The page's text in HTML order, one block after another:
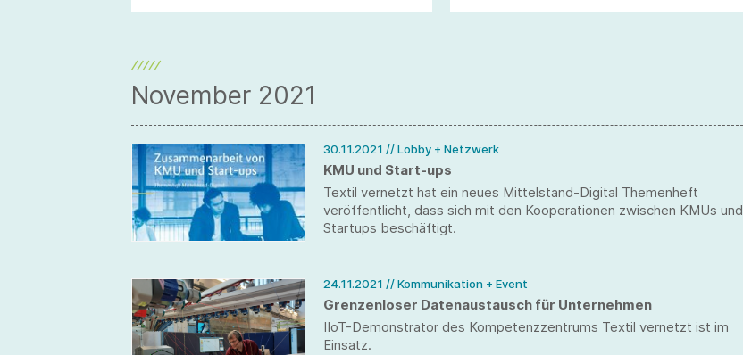
überarbeitete Ausgabe ihrer FAQs
und des deutschen Durchführungsgesetzes
November 2021
30.11.2021 // Lobby + Netzwerk
KMU und Start-ups
Textil vernetzt hat ein neues Mittelstand-Digital Themenheft
veröffentlicht, dass sich mit den Kooperationen zwischen KMUs und
Start­ups beschäftigt.
24.11.2021 // Kommunikation + Event
Grenzenloser Datenaustausch für Unternehmen
IIoT-Demonstrator des Kompetenzzentrums Textil vernetzt ist im
Einsatz.